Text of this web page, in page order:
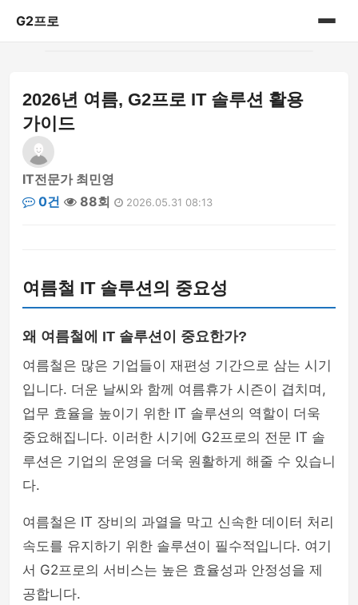
G2프로
IT리뷰
2026년 여름, G2프로 IT 솔루션 활용
가이드
IT전문가 최민영
0건
88회 2026.05.31 08:13
여름철 IT 솔루션의 중요성
왜 여름철에 IT 솔루션이 중요한가?
여름철은 많은 기업들이 재편성 기간으로 삼는 시기
입니다. 더운 날씨와 함께 여름휴가 시즌이 겹치며,
업무 효율을 높이기 위한 IT 솔루션의 역할이 더욱
중요해집니다. 이러한 시기에 G2프로의 전문 IT 솔
루션은 기업의 운영을 더욱 원활하게 해줄 수 있습니
다.
여름철은 IT 장비의 과열을 막고 신속한 데이터 처리
속도를 유지하기 위한 솔루션이 필수적입니다. 여기
서 G2프로의 서비스는 높은 효율성과 안정성을 제
공합니다.